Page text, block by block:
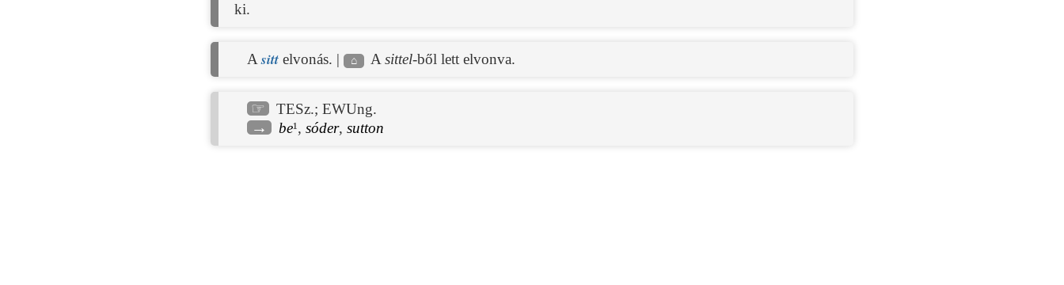
ki.
Asittelvonás. | ⌂ A sittel-ből lett elvonva.
☞ TESz.; EWUng.
→ be¹, sóder, sutton